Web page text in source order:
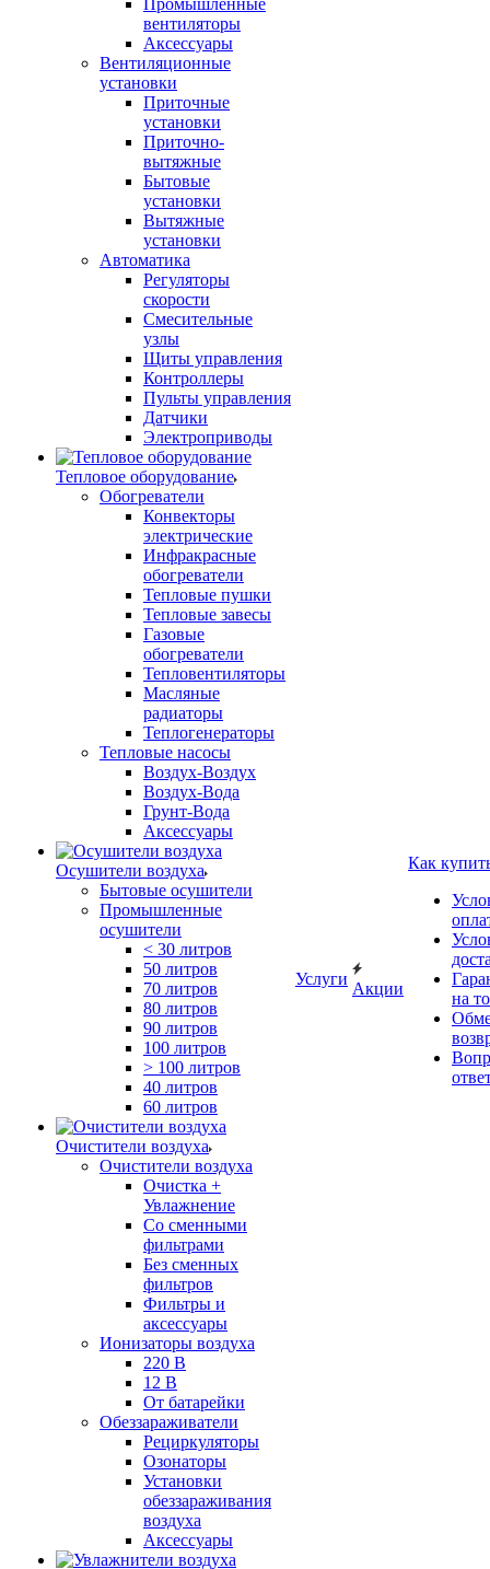
Промышленные
вентиляторы
Аксессуары
Вентиляционные
установки
Приточные
установки
Приточно-
вытяжные
Бытовые
установки
Вытяжные
установки
Автоматика
Регуляторы
скорости
Смесительные
узлы
Щиты управления
Контроллеры
Пульты управления
Датчики
Электроприводы
Тепловое оборудование
Обогреватели
Конвекторы
электрические
Инфракрасные
обогреватели
Тепловые пушки
Тепловые завесы
Газовые
обогреватели
Тепловентиляторы
Масляные
радиаторы
Теплогенераторы
Тепловые насосы
Воздух-Воздух
Воздух-Вода
Грунт-Вода
Аксессуары
Осушители воздуха
Бытовые осушители
Промышленные
осушители
< 30 литров
50 литров
70 литров
80 литров
90 литров
100 литров
> 100 литров
40 литров
60 литров
Очистители воздуха
Очистители воздуха
Очистка +
Увлажнение
Cо сменными
фильтрами
Без сменных
фильтров
Фильтры и
аксессуары
Ионизаторы воздуха
220 В
12 В
От батарейки
Обеззараживатели
Рециркуляторы
Озонаторы
Установки
обеззараживания
воздуха
Аксессуары
Услуги
Акции
Как
на